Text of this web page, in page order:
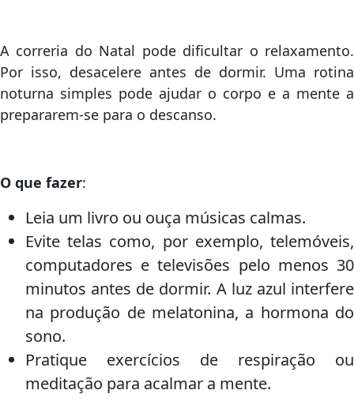
A correria do Natal pode dificultar o relaxamento.
Por isso, desacelere antes de dormir. Uma rotina
noturna simples pode ajudar o corpo e a mente a
prepararem-se para o descanso.
O que fazer:
Leia um livro ou ouça músicas calmas.
Evite telas como, por exemplo, telemóveis,
computadores e televisões pelo menos 30
minutos antes de dormir. A luz azul interfere
na produção de melatonina, a hormona do
sono.
Pratique exercícios de respiração ou
meditação para acalmar a mente.